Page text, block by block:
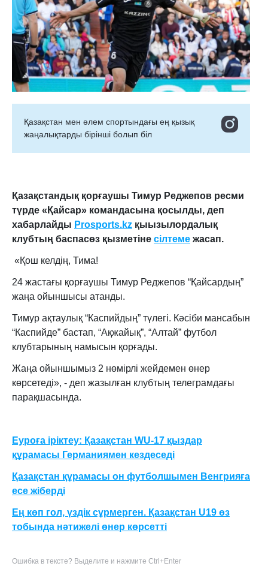
Қазақстан мен әлем спортындағы ең қызық
жаңалықтарды бірінші болып біл
Қазақстандық қорғаушы Тимур Реджепов ресми
түрде «Қайсар» командасына қосылды, деп
хабарлайды Prosports.kz қыызылордалық
клубтың баспасөз қызметіне сілтеме жасап.
«Қош келдің, Тима!
24 жастағы қорғаушы Тимур Реджепов “Қайсардың”
жаңа ойыншысы атанды.
Тимур ақтаулық “Каспийдың” түлегі. Кәсіби мансабын
“Каспийде” бастап, “Ақжайық”, “Алтай” футбол
клубтарының намысын қорғады.
Жаңа ойыншымыз 2 нөмірлі жейдемен өнер
көрсетеді», - деп жазылған клубтың телеграмдағы
парақшасында.
Еуроға іріктеу: Қазақстан WU-17 қыздар
құрамасы Германиямен кездеседі
Қазақстан құрамасы он футболшымен Венгрияға
есе жіберді
Ең көп гол, үздік сұрмерген. Қазақстан U19 өз
тобында нәтижелі өнер көрсетті
Ошибка в тексте? Выделите и нажмите Ctrl+Enter